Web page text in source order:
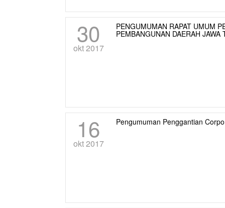
30
okt 2017
PENGUMUMAN RAPAT UMUM
PEMBANGUNAN DAERAH JAWA
16
okt 2017
Pengumuman Penggantian